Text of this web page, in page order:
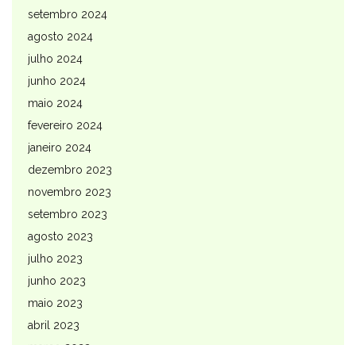
setembro 2024
agosto 2024
julho 2024
junho 2024
maio 2024
fevereiro 2024
janeiro 2024
dezembro 2023
novembro 2023
setembro 2023
agosto 2023
julho 2023
junho 2023
maio 2023
abril 2023